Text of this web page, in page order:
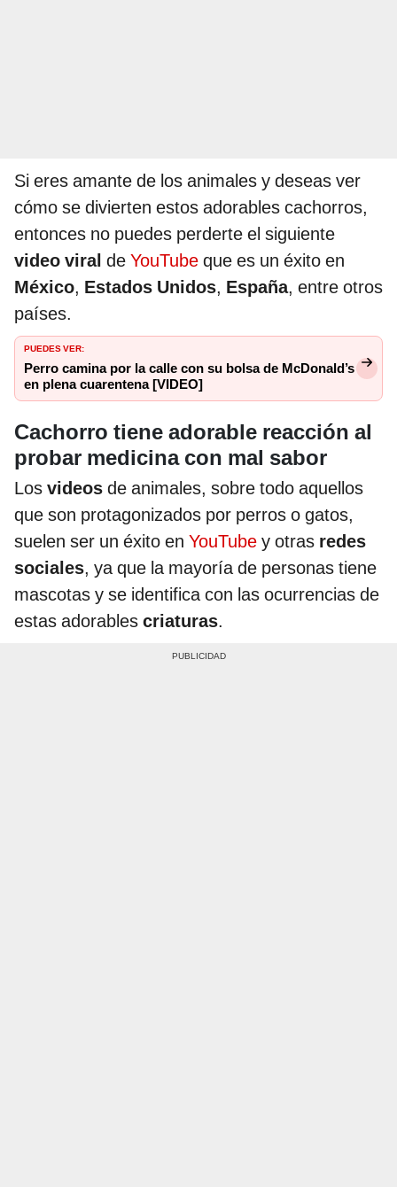
Si eres amante de los animales y deseas ver
cómo se divierten estos adorables cachorros,
entonces no puedes perderte el siguiente
video viral de YouTube que es un éxito en
México, Estados Unidos, España, entre otros
países.
PUEDES VER:
Perro camina por la calle con su bolsa de McDonald’s
en plena cuarentena [VIDEO]
Cachorro tiene adorable reacción al
probar medicina con mal sabor
Los videos de animales, sobre todo aquellos
que son protagonizados por perros o gatos,
suelen ser un éxito en YouTube y otras redes
sociales, ya que la mayoría de personas tiene
mascotas y se identifica con las ocurrencias de
estas adorables criaturas.